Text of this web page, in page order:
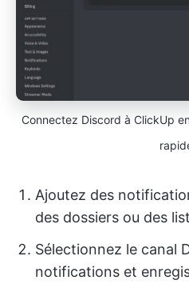
Connectez Discord à ClickUp
Ajoutez des
des dossiers ou des
Sélectionnez le canal
notifications et